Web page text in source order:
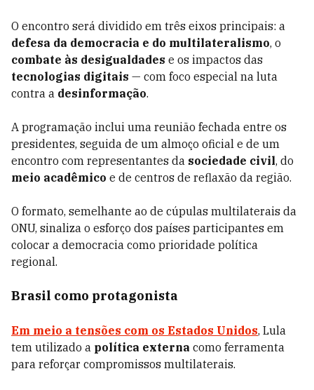
O encontro será dividido em três eixos principais: a
defesa da democracia e do multilateralismo, o
combate às desigualdades e os impactos das
tecnologias digitais — com foco especial na luta
contra a desinformação.
A programação inclui uma reunião fechada entre os
presidentes, seguida de um almoço oficial e de um
encontro com representantes da sociedade civil, do
meio acadêmico e de centros de reflaxão da região.
O formato, semelhante ao de cúpulas multilaterais da
ONU, sinaliza o esforço dos países participantes em
colocar a democracia como prioridade política
regional.
Brasil como protagonista
Em meio a tensões com os Estados Unidos, Lula
tem utilizado a política externa como ferramenta
para reforçar compromissos multilaterais.